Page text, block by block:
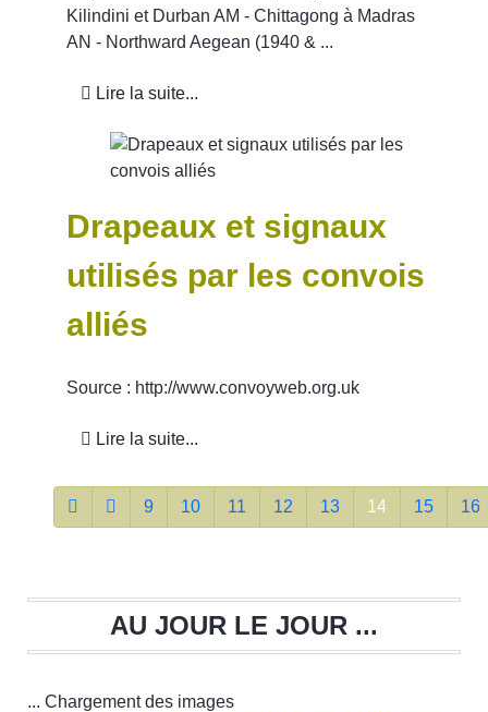
Kilindini et Durban AM - Chittagong à Madras
AN - Northward Aegean (1940 & ...
Lire la suite...
Drapeaux et signaux
utilisés par les convois
alliés
Source : http://www.convoyweb.org.uk
Lire la suite...
9 10 11 12 13 14 15 16
AU JOUR LE JOUR ...
... Chargement des images